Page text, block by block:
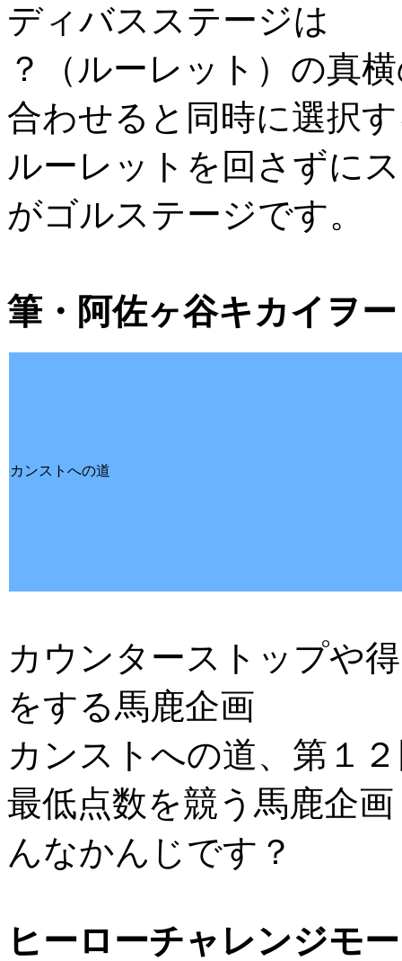
ディバスステージは
？（ルーレット）の真
合わせると同時に選択
ルーレットを回さずに
がゴルステージです。
筆・阿佐ヶ谷キカイ
カンストへの道
カウンターストップや
をする馬鹿企画
カンストへの道、第１
最低点数を競う馬鹿企
んなかんじです？
ヒーローチャレンジモ